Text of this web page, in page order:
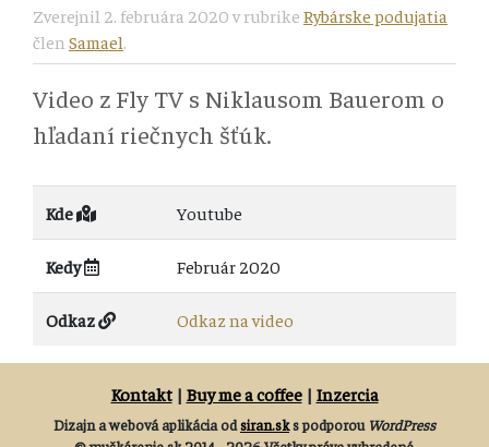
Zverejnil 2. februára 2020v rubrike Rybárske podujatia
člen Samael.
Video z Fly TV s Niklausom Bauerom o
hľadaní riečnych šťúk.
Kde Youtube
Kedy Február 2020
Odkaz Odkaz na video
Kontakt| Buy me a coffee| Inzercia
Dizajn a webová aplikácia odsiran.sks podporou WordPress